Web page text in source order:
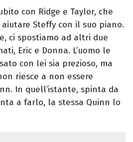
con Ridge e Taylor, che
Steffy con il suo piano.
ci spostiamo ad altri due
Eric e Donna. L’uomo le
con lei sia prezioso, ma
riesce a non essere
In quell’istante, spinta da
a farlo, la stessa Quinn lo